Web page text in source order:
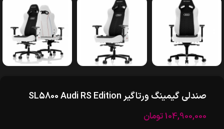
صندلی گیمینگ ورتاگیر SL5800 Audi RS Edition
104,900,000تومان